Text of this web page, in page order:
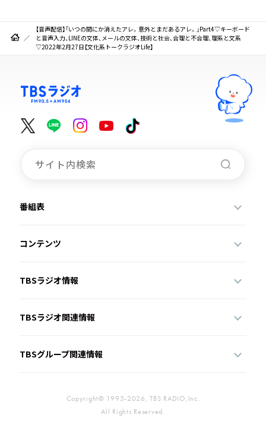
【音声配信】「いつの間にか消えたアレ。意外とまだあるアレ。」Part4▽キーボード
と音声入力、LINEの文体、メールの文体、技術と社会、合理と不合理、理系と文系
▽2022年2月27日【文化系トークラジオLife】
番組表
コンテンツ
TBSラジオ情報
TBSラジオ関連情報
TBSグループ関連情報
Copyright© 1995-2026, TBS RADIO,Inc.
All Rights Reserved.